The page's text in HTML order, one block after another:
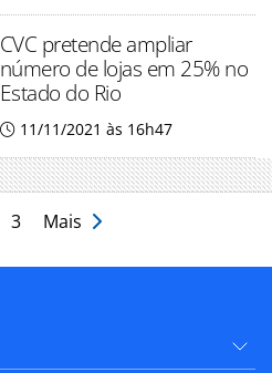
CVC pretende ampliar
número de lojas em 25% no
Estado do Rio
11/11/2021 às 16h47
3 Mais